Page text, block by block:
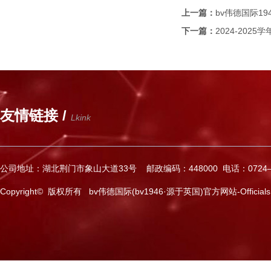
上一篇： bv伟德国际
下一篇： 2024-2025学
友情链接 / Lkink
公司地址：湖北荆门市象山大道33号 邮政编码：448000 电话：
Copyright© 版权所有 bv伟德国际(bv1946·源于英国)官方网站-